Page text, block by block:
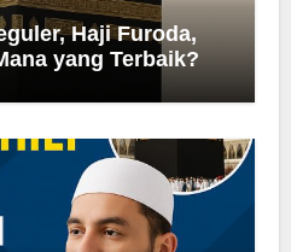
Haji Furoda,
yang Terbaik?